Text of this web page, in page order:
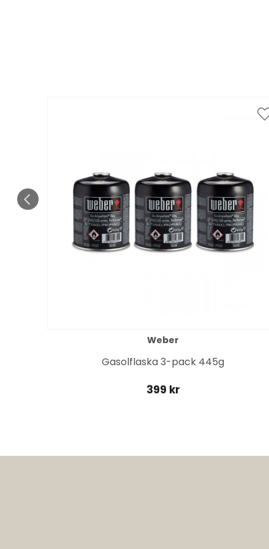
Weber
Gasolflaska 3-pack 445g
399 kr